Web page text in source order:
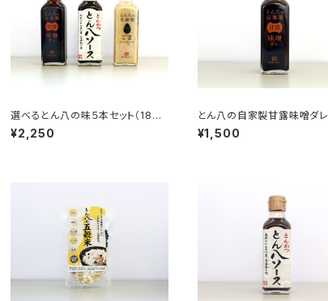
選べるとん八の味５本セット（180
ml×5）
¥2,250
とん八の自家製甘露味噌ダレ
セット（1本180ml）
¥1,500